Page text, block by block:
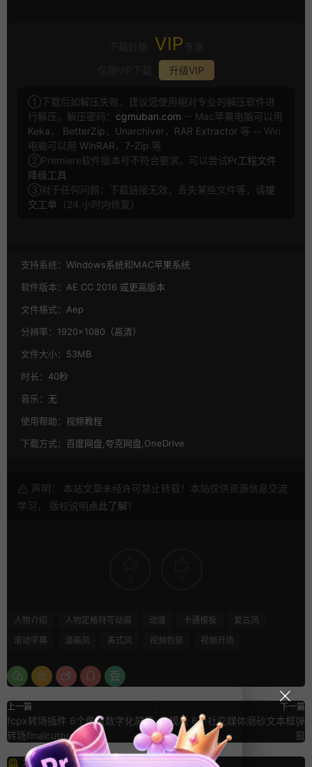
VIP
升级VIP
①下载后如解压失败，建议您使用相对专业的解压软件进
行解压，解压密码： cgmuban.com -- Mac苹果电脑可以用
Keka ， BetterZip ， Unarchiver， RAR Extractor 等 -- Win
电脑可以用 WinRAR ， 7-Zip 等
②Premiere软件版本号不符合要求，可以尝试Pr工程文件
降级工具
③对于任何问题：下载链接无效，丢失某些文件等，请提
交工单 （24 小时内修复）
支持系统： Windows系统和MAC苹果系统
软件版本： AE CC 2016 或更高版本
文件格式： Aep
分辨率： 1920×1080（高清）
文件大小： 53MB
时长： 40秒
音乐： 无
使用帮助： 视频教程
下载方式： 百度网盘,夸克网盘,OneDrive
声明： 本站文章未经许可禁止转载！本站仅供资源信息交流
学习， 版权说明点此了解 ！
人物介绍 人物定格特写动画 动漫 卡通模板
复古风
滚动字幕
漫画风 美式风 视频包装 视频开场
上一篇
fcpx转场插件 6个像素数字化屏幕
转场finalcutpro插件
下一篇
ae模板 6个社交媒体磨砂文本框弹
窗
猜你喜欢